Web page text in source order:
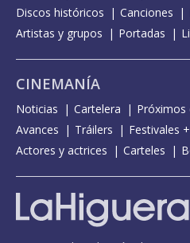
Discos históricos
Canciones
Artistas y grupos
Portadas
CINEMANÍA
Noticias Cartelera Próximos
Avances
Tráilers
Festivales
Actores y actrices
Carteles